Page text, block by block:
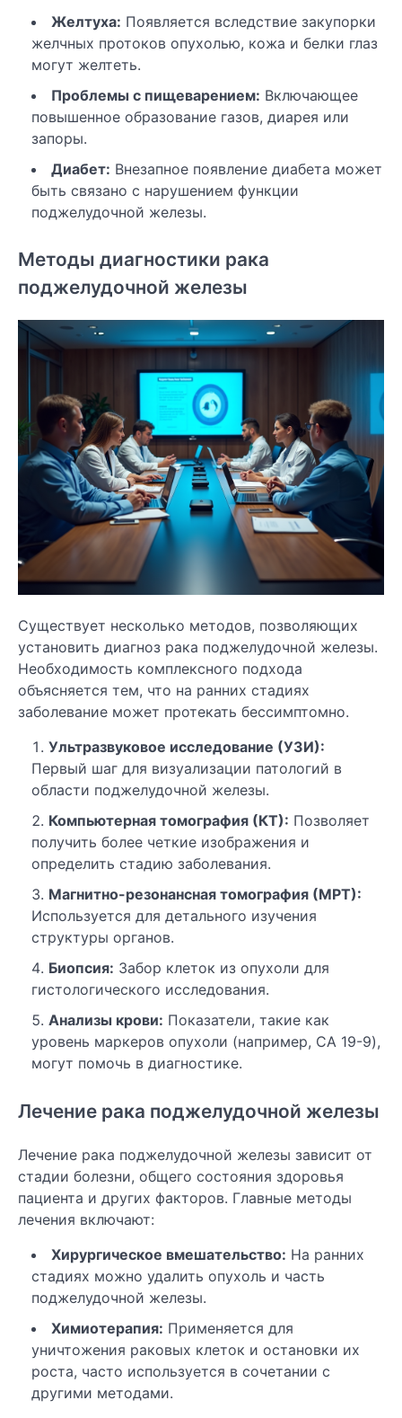
Желтуха: Появляется вследствие закупорки
желчных протоков опухолью, кожа и белки глаз
могут желтеть.
Проблемы с пищеварением: Включающее
повышенное образование газов, диарея или
запоры.
Диабет: Внезапное появление диабета может
быть связано с нарушением функции
поджелудочной железы.
Методы диагностики рака
поджелудочной железы
Существует несколько методов, позволяющих
установить диагноз рака поджелудочной железы.
Необходимость комплексного подхода
объясняется тем, что на ранних стадиях
заболевание может протекать бессимптомно.
Ультразвуковое исследование (УЗИ):
Первый шаг для визуализации патологий в
области поджелудочной железы.
Компьютерная томография (КТ): Позволяет
получить более четкие изображения и
определить стадию заболевания.
Магнитно-резонансная томография (МРТ):
Используется для детального изучения
структуры органов.
Биопсия: Забор клеток из опухоли для
гистологического исследования.
Анализы крови: Показатели, такие как
уровень маркеров опухоли (например, CA 19-9),
могут помочь в диагностике.
Лечение рака поджелудочной железы
Лечение рака поджелудочной железы зависит от
стадии болезни, общего состояния здоровья
пациента и других факторов. Главные методы
лечения включают:
Хирургическое вмешательство: На ранних
стадиях можно удалить опухоль и часть
поджелудочной железы.
Химиотерапия: Применяется для
уничтожения раковых клеток и остановки их
роста, часто используется в сочетании с
другими методами.